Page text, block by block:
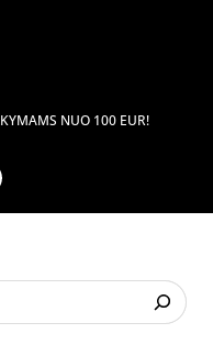
NUO 100 EUR!